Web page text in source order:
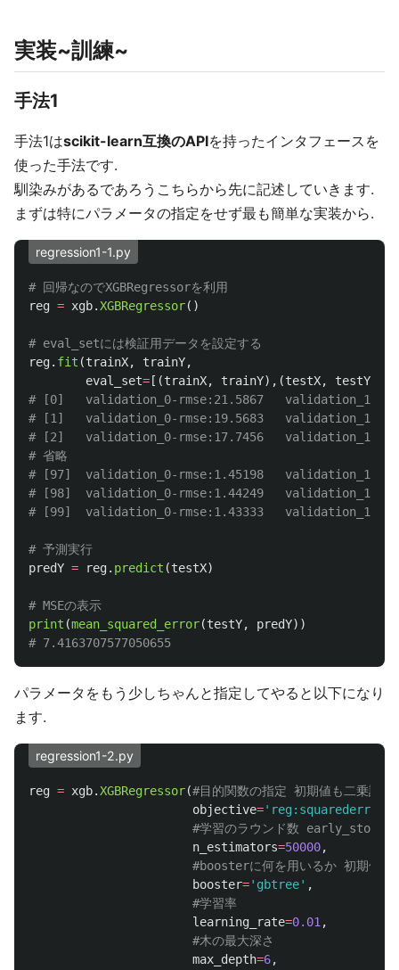
実装~訓練~
手法1
手法1はscikit-learn互換のAPIを持ったインタフェースを
使った手法です.
馴染みがあるであろうこちらから先に記述していきます.
まずは特にパラメータの指定をせず最も簡単な実装から.
regression1-1.py
reg = xgb.XGBRegressor()
reg. fit (trainX, trainY,
eval_set= [(trainX, trainY),(testX, testY
# [0]	validation_0-rmse:21.5867	validation_1-rmse:21.7497
# [1]	validation_0-rmse:19.5683	validation_1-rmse:19.7109
# [2]	validation_0-rmse:17.7456	validation_1-rmse:17.8998
# 省略
# [97]	validation_0-rmse:1.45198	validation_1-rmse:2.7243
# [98]	validation_0-rmse:1.44249	validation_1-rmse:2.72238
predY = reg. predict (testX)
print (mean_squared_error(testY, predY))
パラメータをもう少しちゃんと指定してやると以下になり
ます.
regression1-2.py
reg = xgb.XGBRegressor(
objective=' reg:squarederror
n_estimators=50000,
booster=' gbtree' ,
learning_rate=0.01 ,
max_depth=6,